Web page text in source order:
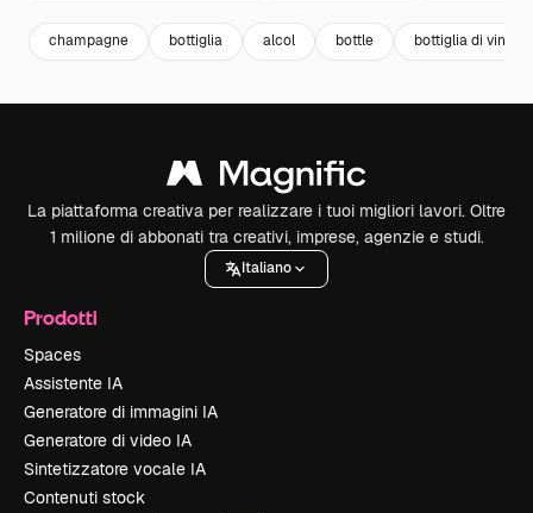
champagne bottiglia alcol bottle bottiglia di vino
La piattaforma creativa per realizzare i tuoi migliori lavori. Oltre
1 milione di abbonati tra creativi, imprese, agenzie e studi.
Italiano
Prodotti
Spaces
Assistente IA
Generatore di immagini IA
Generatore di video IA
Sintetizzatore vocale IA
Contenuti stock